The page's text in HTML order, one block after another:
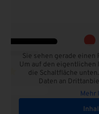
Sie sehen gerade
Um auf den eigentlichen
die Schaltfläche
Daten an
Mehr